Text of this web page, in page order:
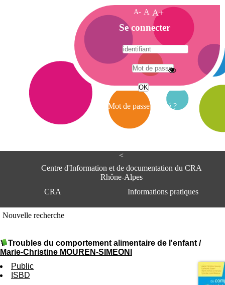
<
Centre d'Information et de documentation du CRA
Rhône-Alpes
CRA
Informations pratiques
Centre Hospitalier le Vinatier
bât 211
Nouvelle recherche
Troubles du comportement alimentaire de l'enfant /
Marie-Christine MOUREN-SIMEONI
Public
ISBD
A- A A+
A
c
c
e
i
Se connecter
Mot de passe oublié ?
A
e
e
f
o